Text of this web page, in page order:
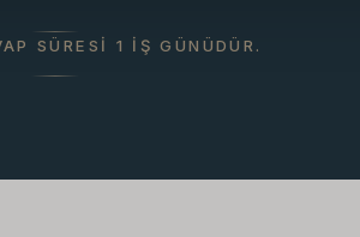
SÜRESI 1 IŞ GÜNÜDÜR.